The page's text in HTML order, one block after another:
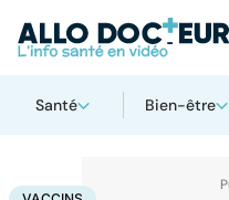
Santé Bien-être
AccueilSanté